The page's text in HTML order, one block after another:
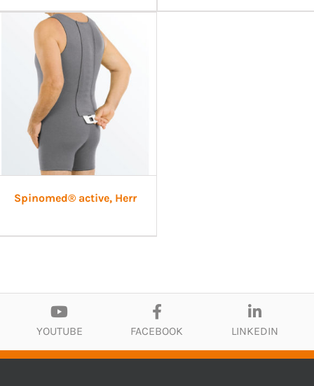
Spinomed® active, Herr
YOUTUBE FACEBOOK LINKEDIN